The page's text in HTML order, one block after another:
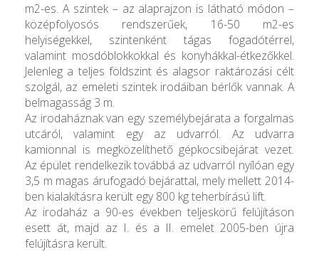
m2-es. A szintek – az alaprajzon is látható módon –
középfolyosós rendszerűek, 16-50 m2-es
helyiségekkel, szintenként tágas fogadótérrel,
valamint mosdóblokkokkal és konyhákkal-étkezőkkel.
Jelenleg a teljes földszint és alagsor raktározási célt
szolgál, az emeleti szintek irodáiban bérlők vannak. A
belmagasság 3 m.
Az irodaháznak van egy személybejárata a forgalmas
utcáról, valamint egy az udvarról. Az udvarra
kamionnal is megközelíthető gépkocsibejárat vezet.
Az épület rendelkezik továbbá az udvarról nyílóan egy
3,5 m magas árufogadó bejárattal, mely mellett 2014-
ben kialakításra került egy 800 kg teherbírású lift.
Az irodaház a 90-es években teljeskörű felújításon
esett át, majd az I. és a II. emelet 2005-ben újra
felújításra került.